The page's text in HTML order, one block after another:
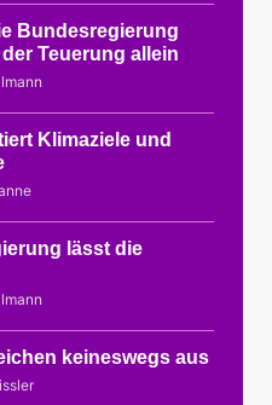
Bundesregierung
Teuerung allein
Klimaziele und
lässt die
keineswegs aus